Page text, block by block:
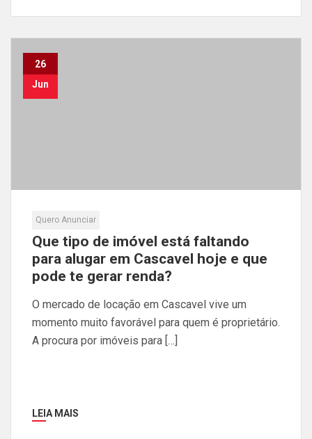
26
Jun
Quero Anunciar
Que tipo de imóvel está faltando
para alugar em Cascavel hoje e que
pode te gerar renda?
O mercado de locação em Cascavel vive um
momento muito favorável para quem é proprietário.
A procura por imóveis para […]
LEIA MAIS